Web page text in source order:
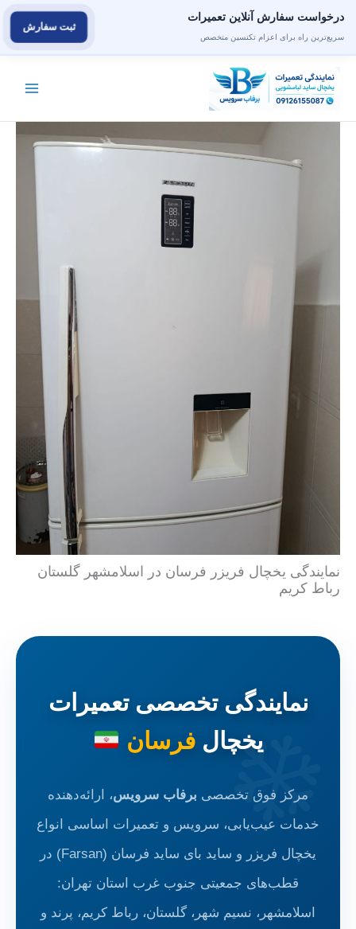
محتوا
نمایندگی یخچال فریزر فرسان در اسلامشهر گلستان
رباط کریم
نمایندگی تخصصی تعمیرات
یخچال فرسان
مرکز فوق تخصصی برفاب سرویس، ارائه‌دهنده
خدمات عیب‌یابی، سرویس و تعمیرات اساسی انواع
یخچال فریزر و ساید بای ساید فرسان (Farsan) در
قطب‌های جمعیتی جنوب غرب استان تهران:
اسلامشهر، نسیم شهر، گلستان، رباط کریم، پرند و
درخواست سفارش آنلاین تعمیرات
سریع‌ترین راه برای اعزام تکنسین متخصص
ثبت سفارش